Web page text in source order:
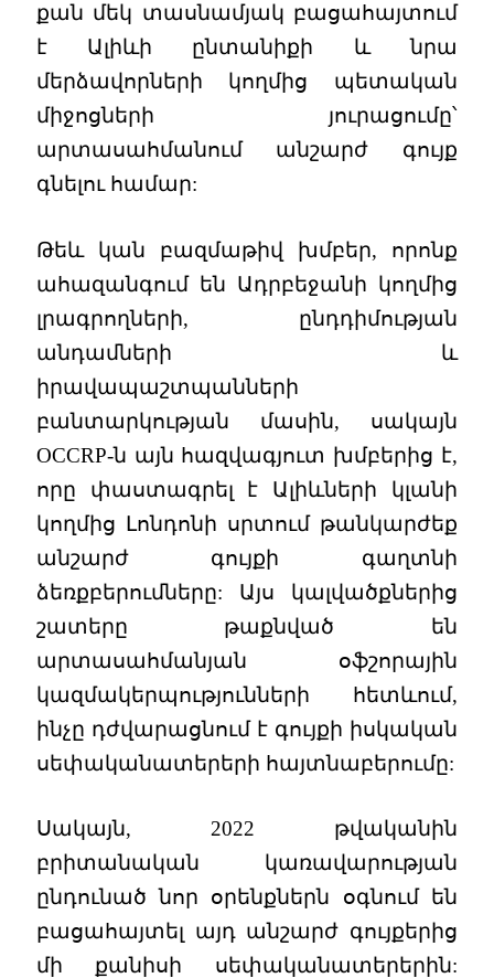
քան մեկ տասնամյակ բացահայտում
է Ալիևի ընտանիքի և նրա
մերձավորների կողմից պետական
միջոցների յուրացումը՝
արտասահմանում անշարժ գույք
գնելու համար:
Թեև կան բազմաթիվ խմբեր, որոնք
ահազանգում են Ադրբեջանի կողմից
լրագրողների, ընդդիմության
անդամների և
իրավապաշտպանների
բանտարկության մասին, սակայն
OCCRP-ն այն հազվագյուտ խմբերից է,
որը փաստագրել է Ալիևների կլանի
կողմից Լոնդոնի սրտում թանկարժեք
անշարժ գույքի գաղտնի
ձեռքբերումները: Այս կալվածքներից
շատերը թաքնված են
արտասահմանյան օֆշորային
կազմակերպությունների հետևում,
ինչը դժվարացնում է գույքի իսկական
սեփականատերերի հայտնաբերումը:
Սակայն, 2022 թվականին
բրիտանական կառավարության
ընդունած նոր օրենքներն օգնում են
բացահայտել այդ անշարժ գույքերից
մի քանիսի սեփականատերերին: